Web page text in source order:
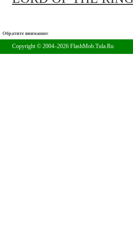
Обратите внимание:
Copyright © 2004–2026 FlashMob.Tula.Ru